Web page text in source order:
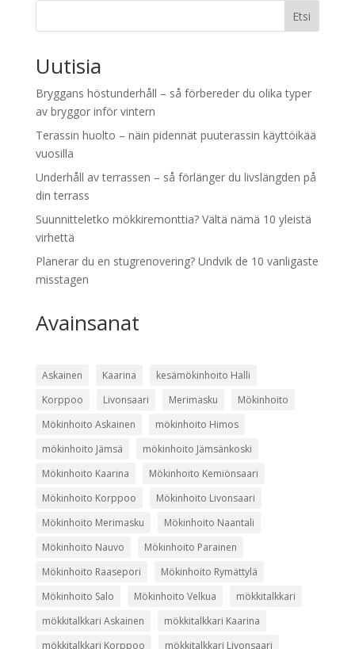
Etsi
Uutisia
Bryggans höstunderhåll – så förbereder du olika typer
av bryggor inför vintern
Terassin huolto – näin pidennät puuterassin käyttöikää
vuosilla
Underhåll av terrassen – så förlänger du livslängden på
din terrass
Suunnitteletko mökkiremonttia? Vältä nämä 10 yleistä
virhettä
Planerar du en stugrenovering? Undvik de 10 vanligaste
misstagen
Avainsanat
Askainen Kaarina
kesämökinhoito Halli
Korppoo
Livonsaari Merimasku
Mökinhoito
Mökinhoito Askainen
mökinhoito Himos
mökinhoito Jämsä
mökinhoito Jämsänkoski
Mökinhoito Kaarina
Mökinhoito Kemiönsaari
Mökinhoito Korppoo
Mökinhoito Livonsaari
Mökinhoito Merimasku
Mökinhoito Naantali
Mökinhoito Nauvo
Mökinhoito Parainen
Mökinhoito Raasepori
Mökinhoito Rymättylä
Mökinhoito Salo
Mökinhoito Velkua
mökkitalkkari
mökkitalkkari Askainen
mökkitalkkari Kaarina
mökkitalkkari Korppoo
mökkitalkkari Livonsaari